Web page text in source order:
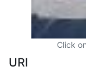
Click
URI